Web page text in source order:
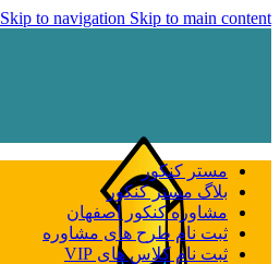
Skip to navigation Skip to main content
مستر کنکور
بلاگ مستر کنکور
مشاوره کنکور اصفهان
ثبت نام طرح های مشاوره
ثبت نام کلاس های VIP